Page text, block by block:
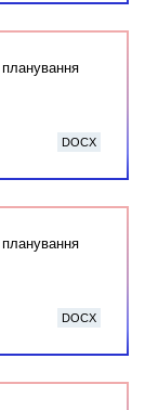
планування
DOCX
планування
DOCX